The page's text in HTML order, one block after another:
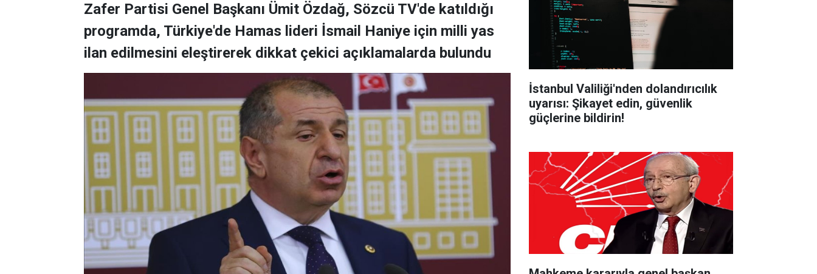
Zafer Partisi Genel Başkanı Ümit Özdağ, Sözcü TV'de katıldığı
programda, Türkiye'de Hamas lideri İsmail Haniye için milli yas
ilan edilmesini eleştirerek dikkat çekici açıklamalarda bulundu
İstanbul Valiliği'nden dolandırıcılık
uyarısı: Şikayet edin, güvenlik
güçlerine bildirin!